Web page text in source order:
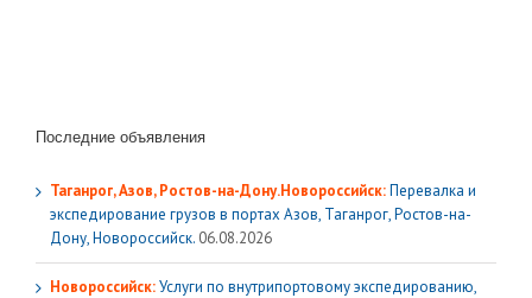
Последние объявления
Таганрог, Азов, Ростов-на-Дону.Новороссийск:Перевалка и
экспедирование грузов в портах Азов, Таганрог, Ростов-на-
Дону, Новороссийск. 06.08.2026
Новороссийск:Услуги по внутрипортовому экспедированию,